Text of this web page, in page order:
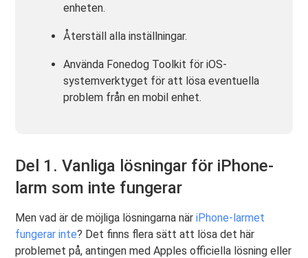
enheten.
Återställ alla inställningar.
Använda Fonedog Toolkit för iOS-
systemverktyget för att lösa eventuella
problem från en mobil enhet.
Del 1. Vanliga lösningar för iPhone-
larm som inte fungerar
Men vad är de möjliga lösningarna näriPhone-larmet
fungerar inte? Det finns flera sätt att lösa det här
problemet på, antingen med Apples officiella lösning eller